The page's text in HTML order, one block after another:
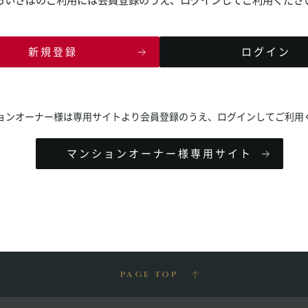
新規登録 ログイン
ンオーナー様は専用サイトより会員登録のうえ、 ログインしてご利用
マンションオーナー様専用サイト
PAGE TOP